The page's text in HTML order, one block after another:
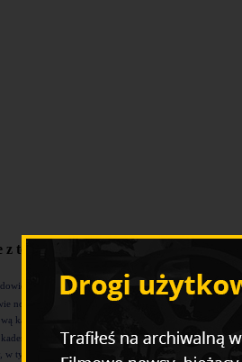
tego działu
nowego komisariatu Policji w Rzeszowie [ZDJĘCIA]
kadencję. "Chcę rozwijać 4 filary funkcjonowania miasta"